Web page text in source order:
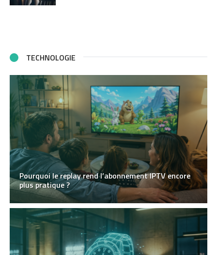
TECHNOLOGIE
Pourquoi le replay rend l’abonnement IPTV encore
plus pratique ?